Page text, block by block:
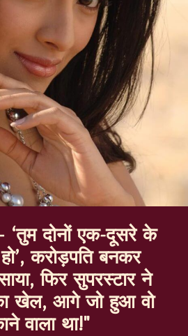
दोनों एक-दूसरे के
करोड़पति बनकर
फिर सुपरस्टार ने
का खेल, आगे जो हुआ वो
वाला था!"